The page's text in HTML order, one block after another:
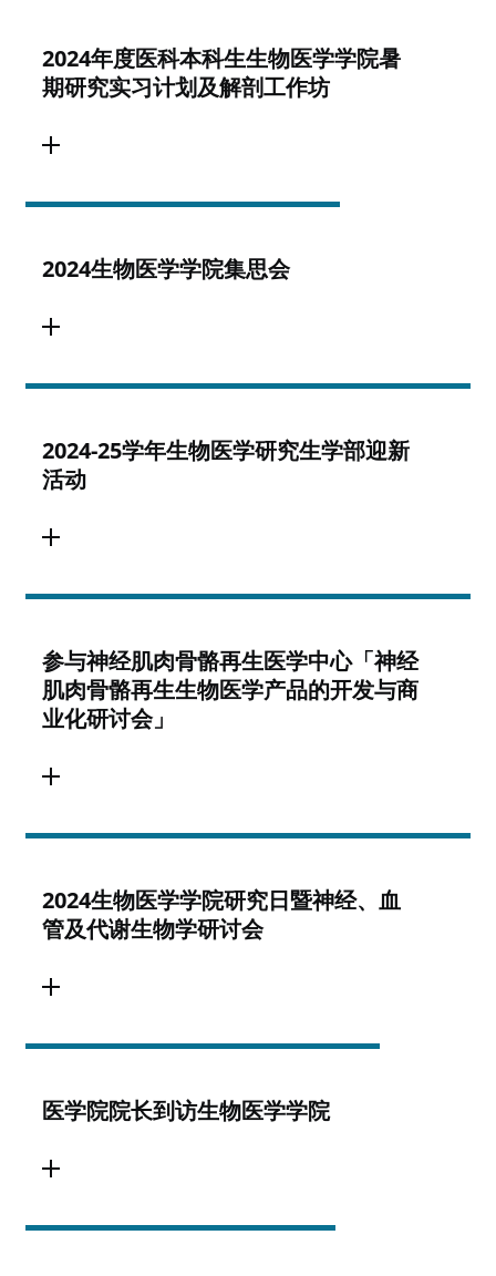
2024年度医科本科生生物医学学院暑
期研究实习计划及解剖工作坊
2024生物医学学院集思会
2024-25学年生物医学研究生学部迎新
活动
参与神经肌肉骨骼再生医学中心「神经
肌肉骨骼再生生物医学产品的开发与商
业化研讨会」
2024生物医学学院研究日暨神经、血
管及代谢生物学研讨会
医学院院长到访生物医学学院